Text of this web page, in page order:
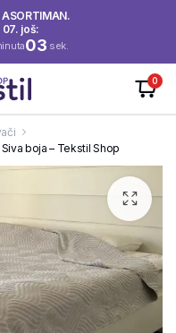
ASORTIMAN.
07. još:
03 sek.
0
boja – Tekstil Shop